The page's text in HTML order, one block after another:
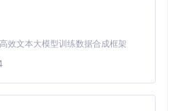
效文本大模型训练数据合成框架